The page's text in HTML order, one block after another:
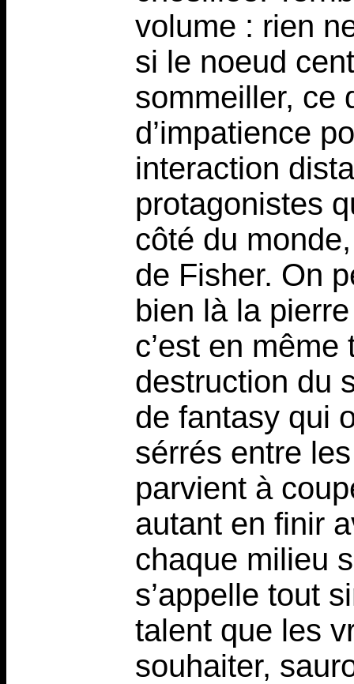
volume : rien
si le noeud
sommeiller, ce
d’impatience
interaction
protagonistes
côté du
de Fisher. On
bien là la
c’est en
destruction du
de fantasy qui
sérrés entre
parvient à
autant en finir
chaque milieu
s’appelle tout
talent que les
souhaiter,